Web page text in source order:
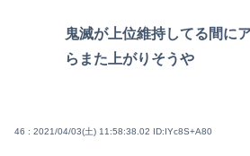
鬼滅が上位維持してる間に
らまた上がりそうや
46 : 2021/04/03(土) 11:58:38.02 ID:IYc8S+A80